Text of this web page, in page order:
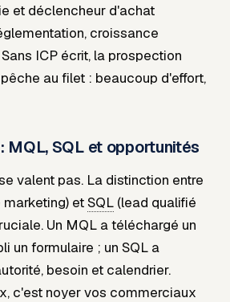
et déclencheur d'achat
croissance
ICP écrit, la prospection
au filet : beaucoup d'effort,
MQL, SQL et opportunités
valent pas. La distinction entre
etSQL (lead qualifié
Un MQL a téléchargé un
un formulaire ; un SQL a
besoin et calendrier.
c'est noyer vos commerciaux